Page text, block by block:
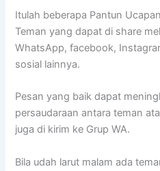
Itulah beberapa Pantun
Teman yang dapat di share
WhatsApp, facebook,
sosial lainnya.
Pesan yang baik dapat
persaudaraan antara teman
juga di kirim ke Grup WA.
Bila udah larut malam ada